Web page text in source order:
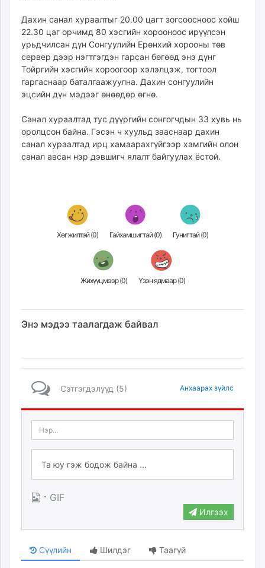
24tsag.mn
shuud.mn
eagle.mn
ergelt.mn
zarig.mn
today.mn
mminfo.mn
ugluu.mn
urlag.mn
shuum.mn
assa.mn
toim.mn
tac.mn
paparazzi.mn
unread.today
Дахин санал хураалтыг 20.00 цагт зогсоосноос хойш
22.30 цаг орчимд 80 хэсгийн хорооноос ирүүлсэн
урьдчилсан дүн Сонгуулийн Ерөнхий хорооны төв
сервер дээр нэгтгэгдэн гарсан бөгөөд энэ дүнг
Тойргийн хэсгийн хороогоор хэлэлцэж, тогтоол
гаргаснаар баталгаажуулна. Дахин сонгуулийн
эцсийн дүн мэдээг өнөөдөр өгнө.
Санал хураалтад тус дүүргийн сонгогчдын 33 хувь нь
оролцсон байна. Гэсэн ч хуульд зааснаар дахин
санал хураалтад ирц хамаарахгүйгээр хамгийн олон
санал авсан нэр дэвшигч ялалт байгуулах ёстой.
Хөгжилтэй (0) Гайхамшигтай (0) Гунигтай (0)
Жихүүцмээр (0) Үзэн ядмаар (0)
Энэ мэдээ таалагдаж байвал
Сэтгэгдэлүүд (5) Анхаарах зүйлс
· GIF
Илгээх
Сүүлийн Шилдэг Таагүй